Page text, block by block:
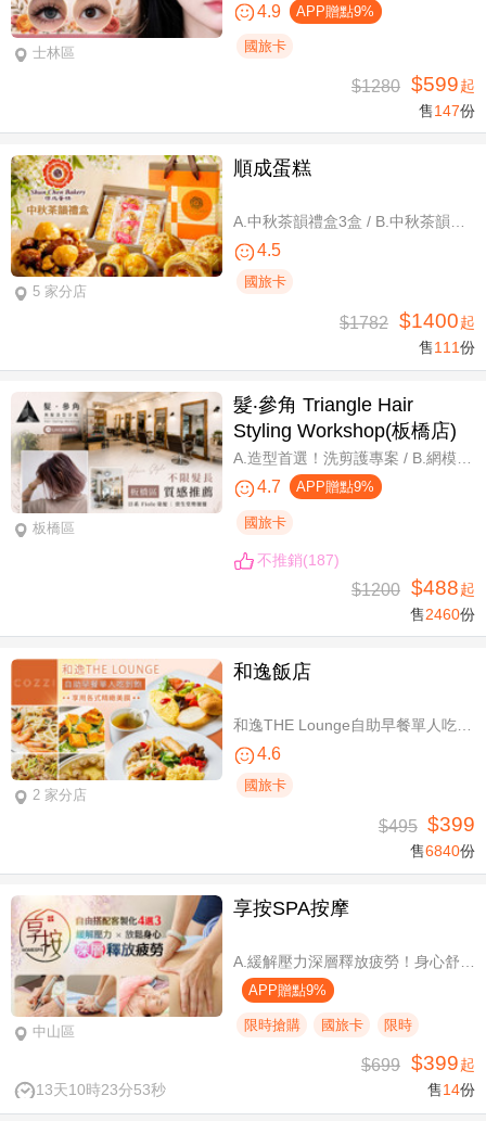
士林區
4.9 APP贈點9%
國旅卡
$1280 $599起
售147份
5 家分店
順成蛋糕
4.5
國旅卡
$1782 $1400起
售111份
板橋區
髮‧參角 Triangle Hair
Styling Workshop(板橋店)
4.7 APP贈點9%
國旅卡
不推銷(187)
$1200 $488起
售2460份
2 家分店
和逸飯店
4.6
國旅卡
$495 $399
售6840份
中山區
享按SPA按摩
APP贈點9%
限時搶購 國旅卡 限時
13天10時23分52秒
$699 $399起
售14份